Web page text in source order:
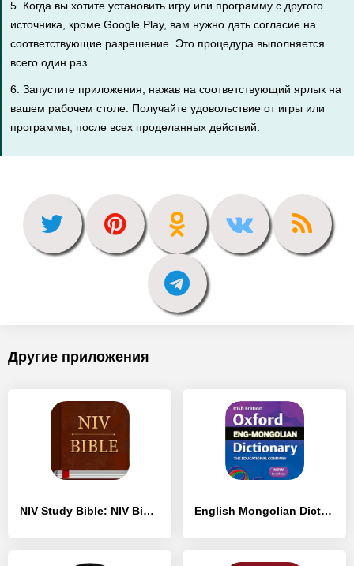
5. Когда вы хотите установить игру или программу с другого
источника, кроме Google Play, вам нужно дать согласие на
соответствующие разрешение. Это процедура выполняется
всего один раз.
6. Запустите приложения, нажав на соответствующий ярлык на
вашем рабочем столе. Получайте удовольствие от игры или
программы, после всех проделанных действий.
Другие приложения
NIV Study Bible: NIV Bible - [Полная версия] English Mongolian Dictionary - [Разблокированная версия]